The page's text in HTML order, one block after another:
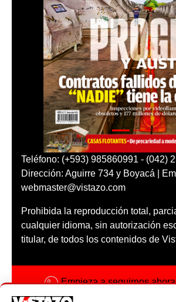
Teléfono: (+593) 985860991 - (042)
Dirección: Aguirre 734 y Boyacá |
webmaster@vistazo.com
Prohibida la reproducción total,
cualquier idioma, sin autorización
titular, de todos los contenidos de
Empieza a seguirnos ahora